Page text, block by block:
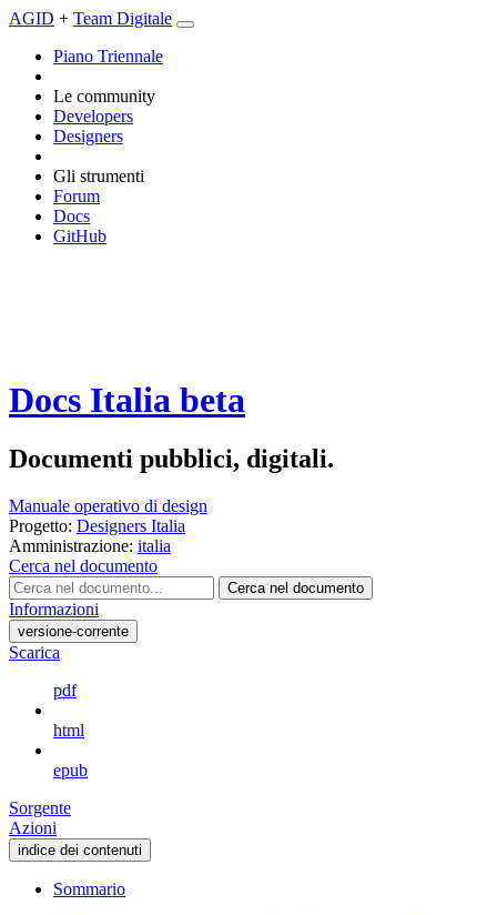
AGID + Team Digitale
Piano Triennale
Le community
Developers
Designers
Gli strumenti
Forum
Docs
GitHub
Docs Italia beta
Documenti pubblici, digitali.
Manuale operativo di design
Progetto: Designers Italia
Amministrazione: italia
Cerca nel documento
Cerca nel documento
Informazioni
versione-corrente
Scarica
pdf
html
epub
Sorgente
Azioni
indice dei contenuti
Sommario